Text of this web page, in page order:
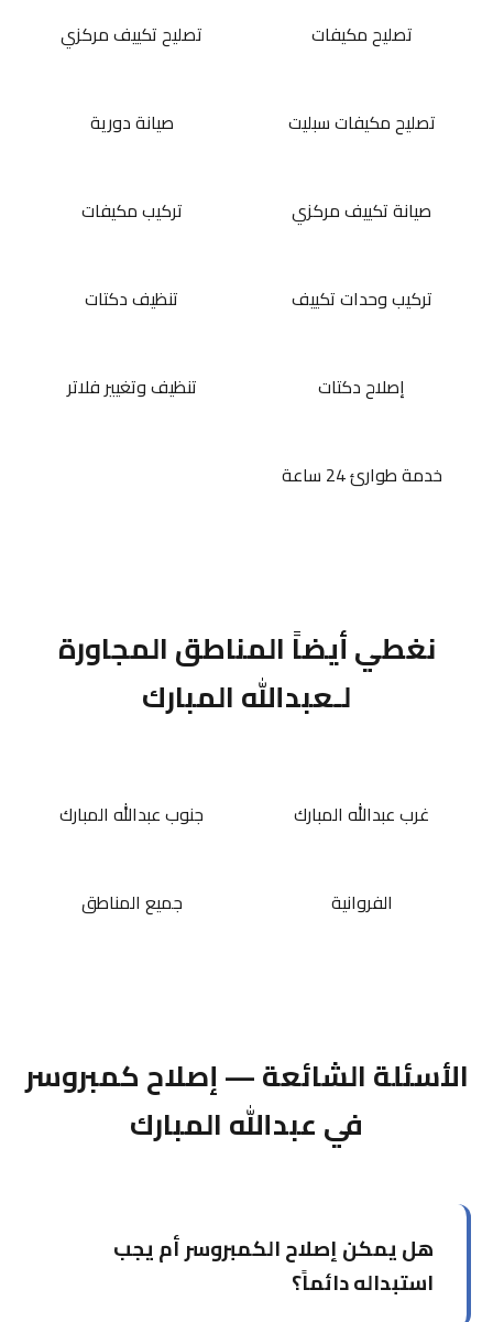
تصليح مكيفات تصليح تكييف مركزي
تصليح مكيفات سبليت صيانة دورية
صيانة تكييف مركزي تركيب مكيفات
تركيب وحدات تكييف تنظيف دكتات
إصلاح دكتات تنظيف وتغيير فلاتر
خدمة طوارئ 24 ساعة
نغطي أيضاً المناطق المجاورة
لـعبدالله المبارك
غرب عبدالله المبارك جنوب عبدالله المبارك
الفروانية جميع المناطق
الأسئلة الشائعة — إصلاح كمبروسر
في عبدالله المبارك
هل يمكن إصلاح الكمبروسر أم يجب
استبداله دائماً؟